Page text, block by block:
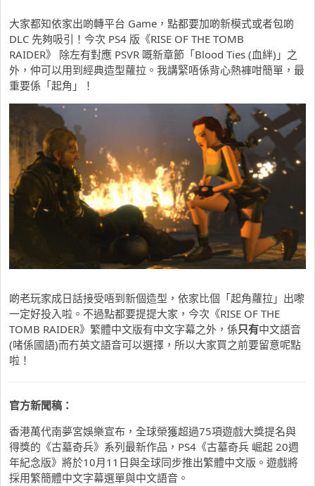
大家都知依家出啲轉平台 Game，點都要加啲新模式或者包啲
DLC 先夠吸引！今次 PS4 版《RISE OF THE TOMB
RAIDER》 除左有對應 PSVR 嘅新章節「Blood Ties (血絆)」之
外，仲可以用到經典造型蘿拉。我講緊唔係背心熱褲咁簡單，最
重要係「起角」！
啲老玩家成日話接受唔到新個造型，依家比個「起角蘿拉」出嚟
一定好投入啦。不過點都要提提大家，今次《RISE OF THE
TOMB RAIDER》繁體中文版有中文字幕之外，係只有中文語音
(啫係國語)而冇英文語音可以選擇，所以大家買之前要留意呢點
啦！
官方新聞稿：
香港萬代南夢宮娛樂宣布，全球榮獲超過75項遊戲大獎提名與
得獎的《古墓奇兵》系列最新作品，PS4《古墓奇兵 崛起 20週
年紀念版》將於10月11日與全球同步推出繁體中文版。遊戲將
採用繁簡體中文字幕選單與中文語音。